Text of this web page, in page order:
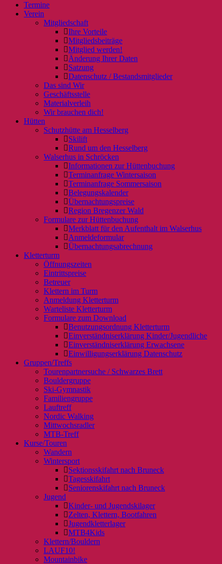
Termine
Verein
Mitgliedschaft
Ihre Vorteile
Mitgliedsbeiträge
Mitglied werden!
Änderung Ihrer Daten
Satzung
Datenschutz / Bestandsmitglieder
Das sind Wir
Geschäftsstelle
Materialverleih
Wir brauchen dich!
Hütten
Schutzhütte am Hesselberg
Skilift
Rund um den Hesselberg
Walserhus in Schröcken
Informationen zur Hüttenbuchung
Terminanfrage Wintersaison
Terminanfrage Sommersaison
Belegungskalender
Übernachtungspreise
Region Bregenzer Wald
Formulare zur Hüttenbuchung
Merkblatt für den Aufenthalt im Walserhus
Anmeldeformular
Übernachtungsabrechnung
Kletterturm
Öffnungszeiten
Eintrittspreise
Betreuer
Klettern im Turm
Anmeldung Kletterturm
Warteliste Kletterturm
Formulare zum Download
Benutzungsordnung Kletterturm
Einverständniserklärung Kinder/Jugendliche
Einverständniserklärung Erwachsene
Einwilligungserklärung Datenschutz
Gruppen/Treffs
Tourenpartnersuche / Schwarzes Brett
Bouldergruppe
Ski-Gymnastik
Familiengruppe
Lauftreff
Nordic Walking
Mittwochsradler
MTB-Treff
Kurse/Touren
Wandern
Wintersport
Sektionsskifahrt nach Bruneck
Tagesskifahrt
Seniorenskifahrt nach Bruneck
Jugend
Kinder- und Jugendskilager
Zelten, Klettern, Bootfahren
Jugendkletterlager
MTB4Kids
Klettern/Bouldern
LAUF10!
Mountainbike